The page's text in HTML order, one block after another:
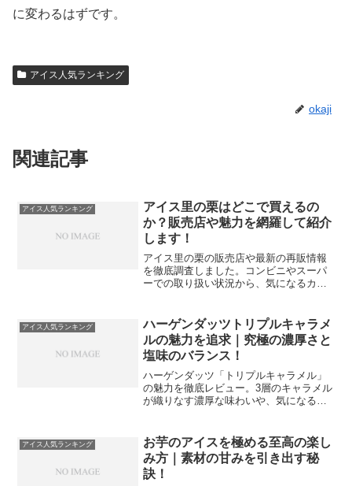
に変わるはずです。
アイス人気ランキング
okaji
関連記事
アイス人気ランキング
アイス里の栗はどこで買えるの
か？販売店や魅力を網羅して紹介
します！
アイス里の栗の販売店や最新の再販情報
を徹底調査しました。コンビニやスーパ
ーでの取り扱い状況から、気になるカロ
デザートにも最適な、栗の粒感が際立つ
名作アイスの魅力を今すぐチェックしま
しょう。
アイス人気ランキング
ハーゲンダッツトリプルキャラメ
ルの魅力を追求｜究極の濃厚さと
塩味のバランス！
ハーゲンダッツ「トリプルキャラメル」
の魅力を徹底レビュー。3層のキャラメル
が織りなす濃厚な味わいや、気になるカ
ートとして選ばれる理由や、より美味し
く食べるためのコツをプロの視点で伝授
する保存版記事です。
アイス人気ランキング
お芋のアイスを極める至高の楽し
み方｜素材の甘みを引き出す秘
訣！